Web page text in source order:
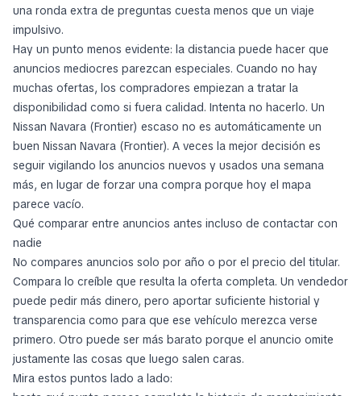
una ronda extra de preguntas cuesta menos que un viaje
impulsivo.
Hay un punto menos evidente: la distancia puede hacer que
anuncios mediocres parezcan especiales. Cuando no hay
muchas ofertas, los compradores empiezan a tratar la
disponibilidad como si fuera calidad. Intenta no hacerlo. Un
Nissan Navara (Frontier) escaso no es automáticamente un
buen Nissan Navara (Frontier). A veces la mejor decisión es
seguir vigilando los anuncios nuevos y usados una semana
más, en lugar de forzar una compra porque hoy el mapa
parece vacío.
Qué comparar entre anuncios antes incluso de contactar con
nadie
No compares anuncios solo por año o por el precio del titular.
Compara lo creíble que resulta la oferta completa. Un vendedor
puede pedir más dinero, pero aportar suficiente historial y
transparencia como para que ese vehículo merezca verse
primero. Otro puede ser más barato porque el anuncio omite
justamente las cosas que luego salen caras.
Mira estos puntos lado a lado: